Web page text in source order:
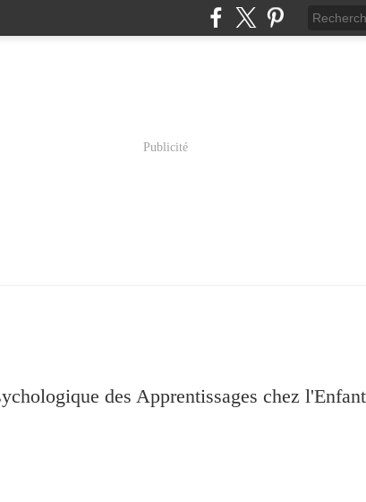
Publicité
des Apprentissages chez